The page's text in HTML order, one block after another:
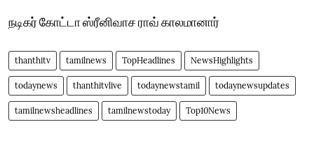
நடிகர் கோட்டா ஸ்ரீனிவாச ராவ் காலமானார்
thanthitv tamilnews TopHeadlines NewsHighlights
todaynews thanthitvlive todaynewstamil todaynewsupdates
tamilnewsheadlines tamilnewstoday Top10News